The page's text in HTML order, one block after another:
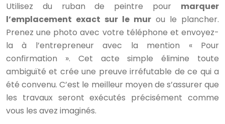
Utilisez du ruban de peintre pour marquer
l’emplacement exact sur le mur ou le plancher.
Prenez une photo avec votre téléphone et envoyez-
la à l’entrepreneur avec la mention « Pour
confirmation ». Cet acte simple élimine toute
ambiguïté et crée une preuve irréfutable de ce qui a
été convenu. C’est le meilleur moyen de s’assurer que
les travaux seront exécutés précisément comme
vous les avez imaginés.